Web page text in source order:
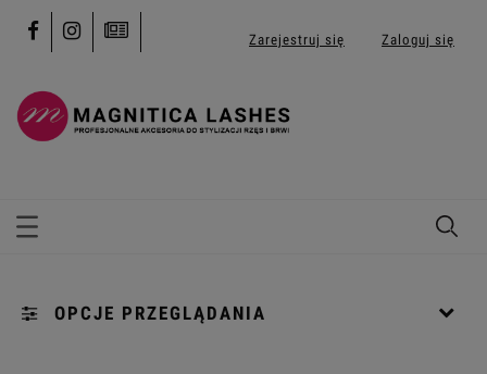
Zarejestruj się Zaloguj się
OPCJE PRZEGLĄDANIA